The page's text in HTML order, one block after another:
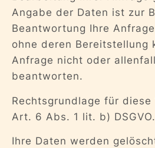
Angabe der Daten ist zur
Beantwortung Ihre
ohne deren Bereitstellung
Anfrage nicht oder
beantworten.
Rechtsgrundlage für
Art. 6 Abs. 1 lit. b) DSGVO.
Ihre Daten werden